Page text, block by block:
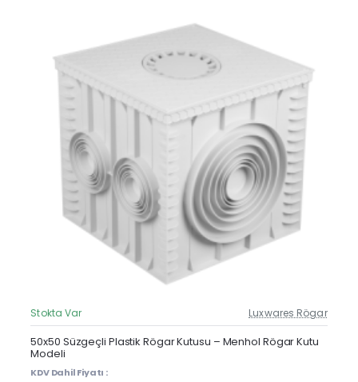
Güncel Fiyat
Yeni Ürün
Stokta Var Luxwares Rögar
50x50 Süzgeçli Plastik Rögar Kutusu – Menhol Rögar Kutu
Modeli
KDV Dahil Fiyatı :